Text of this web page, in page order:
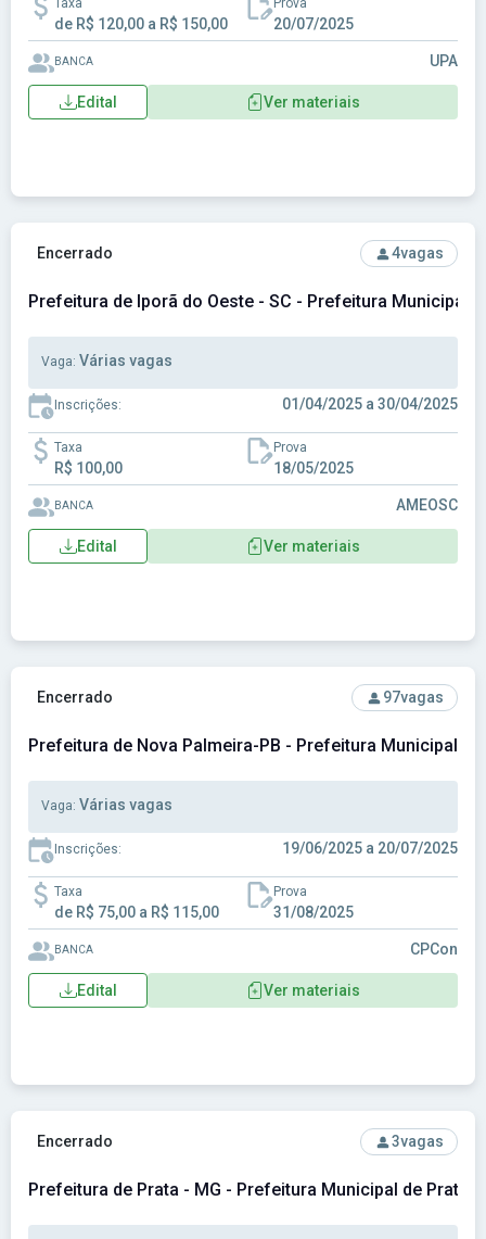
Taxa
de R$ 120,00 a R$ 150,00
Prova
20/07/2025
BANCA UPA
Edital Ver materiais
Ver concurso: Prefeitura de Iporã do Oeste - SC -
Encerrado 4vagas
Prefeitura de Iporã do Oeste - SC - Prefeitura Municipal
Vaga: Várias vagas
Inscrições: 01/04/2025 a 30/04/2025
Taxa
R$ 100,00
Prova
18/05/2025
BANCA AMEOSC
Edital Ver materiais
Ver concurso: Prefeitura de Nova Palmeira-PB - Prefeitura
Encerrado 97vagas
Prefeitura de Nova Palmeira-PB - Prefeitura Municipal
Vaga: Várias vagas
Inscrições: 19/06/2025 a 20/07/2025
Taxa
de R$ 75,00 a R$ 115,00
Prova
31/08/2025
BANCA CPCon
Edital Ver materiais
Ver concurso: Prefeitura de Prata - MG - Prefeitura
Encerrado 3vagas
Prefeitura de Prata - MG - Prefeitura Municipal de Prata -